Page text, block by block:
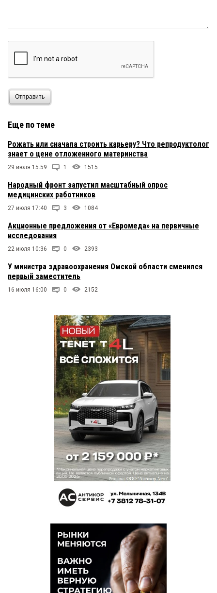
Отправить
Еще по теме
Рожать или сначала строить карьеру? Что репродуктолог
знает о цене отложенного материнства
29 июля 15:59 1 1515
Народный фронт запустил масштабный опрос
медицинских работников
27 июля 17:40 3 1084
Акционные предложения от «Евромеда» на первичные
исследования
22 июля 10:36 0 2393
У министра здравоохранения Омской области сменился
первый заместитель
16 июля 16:00 0 2152